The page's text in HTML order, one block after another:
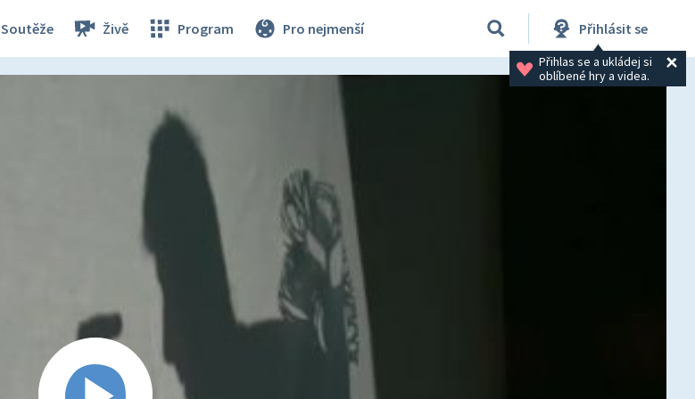
Soutěže Živě Program Pro nejmenší Přihlásit se
Přihlas se a ukládej si
oblíbené hry a videa.